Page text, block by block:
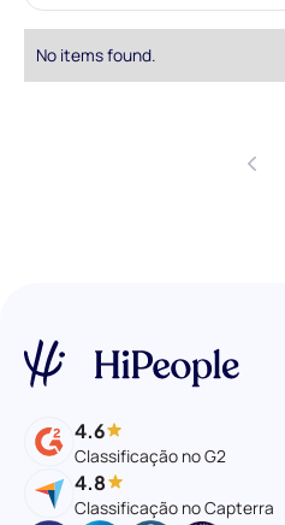
No items found.
4.6
Classificação no G2
4.8
Classificação no Capterra